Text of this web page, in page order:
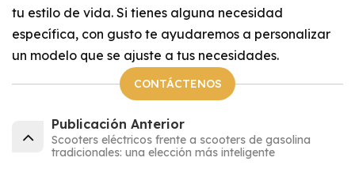
tu estilo de vida. Si tienes alguna necesidad
específica, con gusto te ayudaremos a personalizar
un modelo que se ajuste a tus necesidades.
CONTÁCTENOS
Publicación Anterior
Scooters eléctricos frente a scooters de gasolina
tradicionales: una elección más inteligente